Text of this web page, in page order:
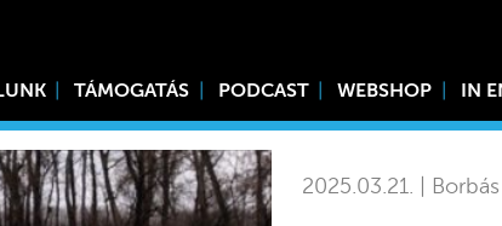
TÁMOGATÁS PODCAST WEBSHOP IN
2025.03.21. | Borbás